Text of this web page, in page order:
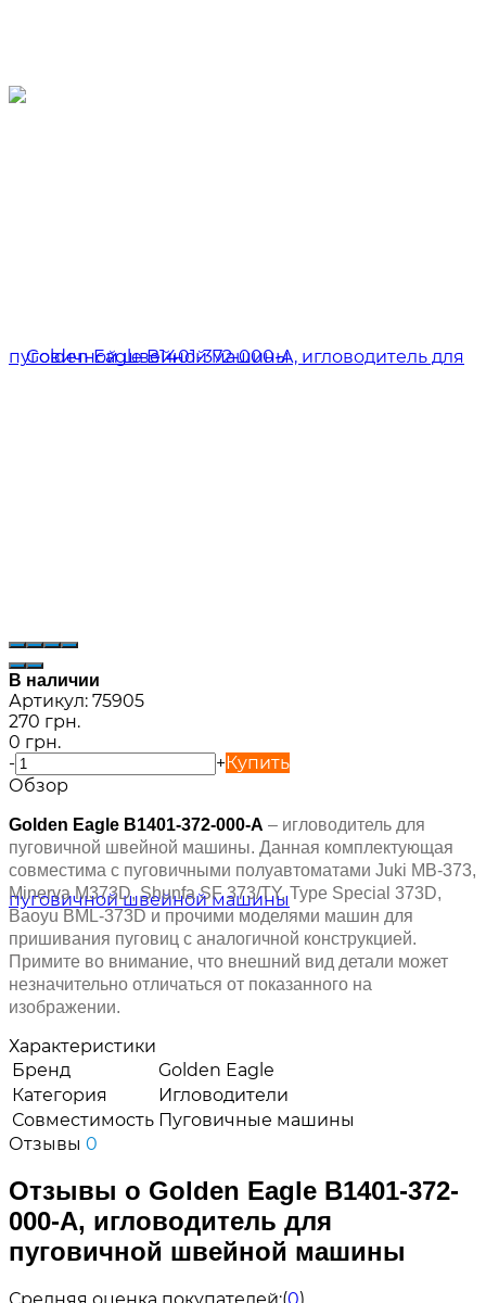
В наличии
Артикул: 75905
270 грн.
0 грн.
-
+Купить
Обзор
Golden Eagle B1401-372-000-A – игловодитель для
пуговичной швейной машины. Данная комплектующая
совместима с пуговичными полуавтоматами Juki MB-373,
Minerva M373D, Shunfa SF 373/TY, Type Special 373D,
Baoyu BML-373D и прочими моделями машин для
пришивания пуговиц с аналогичной конструкцией.
Примите во внимание, что внешний вид детали может
незначительно отличаться от показанного на
изображении.
Характеристики
Бренд
Golden Eagle
Категория
Игловодители
Совместимость Пуговичные машины
Отзывы 0
Отзывы о Golden Eagle B1401-372-
000-A, игловодитель для
пуговичной швейной машины
Средняя оценка покупателей:(0)